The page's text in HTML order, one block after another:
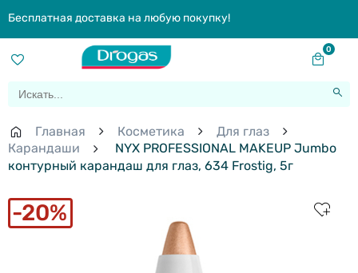
Бесплатная доставка на любую покупку!
0
Главная Косметика
Для глаз
Карандаши
NYX PROFESSIONAL MAKEUP Jumbo
контурный карандаш для глаз, 634 Frostig, 5г
20%